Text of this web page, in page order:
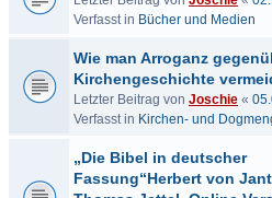
Verfasst in Bücher und Medien
Wie man Arroganz
Kirchengeschichte
Letzter Beitrag von Joschie «
Verfasst in Kirchen- und
„Die Bibel in deutscher
Fassung“Herbert von